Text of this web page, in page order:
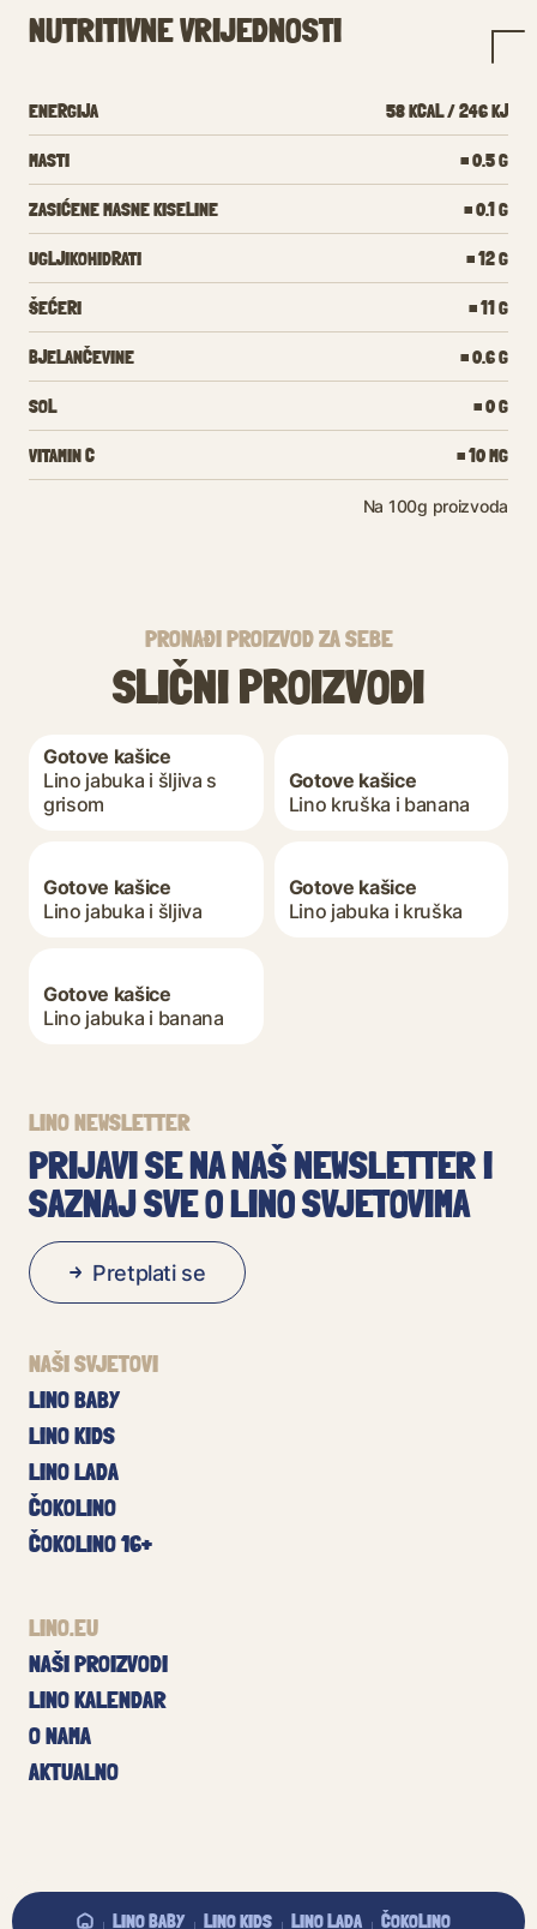
LINO BABY LINO KIDS LINO LADA ČOKOLINO
NUTRITIVNE VRIJEDNOSTI
ENERGIJA 58 KCAL / 246 KJ
MASTI = 0.5 G
ZASIĆENE MASNE KISELINE = 0.1 G
UGLJIKOHIDRATI = 12 G
ŠEĆERI = 11 G
BJELANČEVINE = 0.6 G
SOL = 0 G
VITAMIN C = 10 MG
Na 100g proizvoda
PRONAĐI PROIZVOD ZA SEBE
SLIČNI PROIZVODI
Gotove kašice
Lino jabuka i šljiva s
grisom
Gotove kašice
Lino kruška i banana
Gotove kašice
Lino jabuka i šljiva
Gotove kašice
Lino jabuka i kruška
Gotove kašice
Lino jabuka i banana
LINO NEWSLETTER
PRIJAVI SE NA NAŠ NEWSLETTER I
SAZNAJ SVE O LINO SVJETOVIMA
Pretplati se
NAŠI SVJETOVI
LINO BABY
LINO KIDS
LINO LADA
ČOKOLINO
ČOKOLINO 16+
LINO.EU
NAŠI PROIZVODI
LINO KALENDAR
O NAMA
AKTUALNO